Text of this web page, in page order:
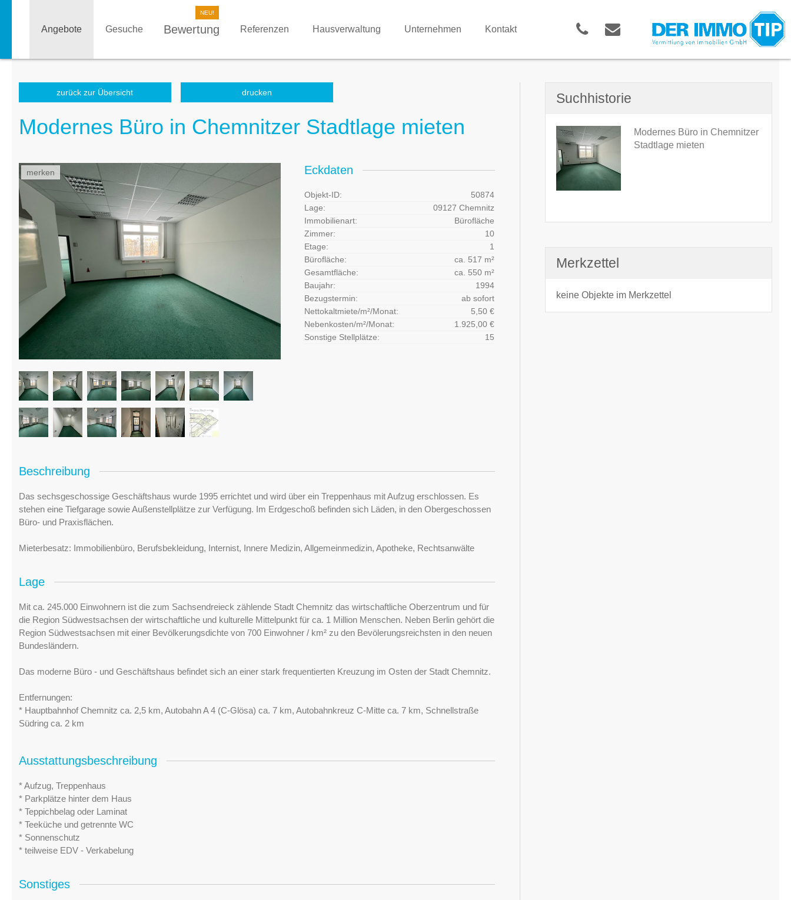
Angebote Gesuche Bewertung Referenzen Hausverwaltung Unternehmen Kontakt
zurück zur Übersicht drucken
Modernes Büro in Chemnitzer Stadtlage mieten
merken Eckdaten
Objekt-ID:
50874
Lage:
09127 Chemnitz
Immobilienart:
Bürofläche
Zimmer:
10
Etage:
1
Bürofläche:
ca. 517 m²
Gesamtfläche:
ca. 550 m²
Baujahr:
1994
Bezugstermin:
ab sofort
Nettokaltmiete/m²/Monat:
5,50 €
Nebenkosten/m²/Monat:
1.925,00 €
Sonstige Stellplätze:
15
Beschreibung
Das sechsgeschossige Geschäftshaus wurde 1995 errichtet und wird über ein Treppenhaus mit Aufzug erschlossen. Es
stehen eine Tiefgarage sowie Außenstellplätze zur Verfügung. Im Erdgeschoß befinden sich Läden, in den Obergeschossen
Büro- und Praxisflächen.
Mieterbesatz: Immobilienbüro, Berufsbekleidung, Internist, Innere Medizin, Allgemeinmedizin, Apotheke, Rechtsanwälte
Lage
Mit ca. 245.000 Einwohnern ist die zum Sachsendreieck zählende Stadt Chemnitz das wirtschaftliche Oberzentrum und für
die Region Südwestsachsen der wirtschaftliche und kulturelle Mittelpunkt für ca. 1 Million Menschen. Neben Berlin gehört die
Region Südwestsachsen mit einer Bevölkerungsdichte von 700 Einwohner / km² zu den Bevölerungsreichsten in den neuen
Bundesländern.
Das moderne Büro - und Geschäftshaus befindet sich an einer stark frequentierten Kreuzung im Osten der Stadt Chemnitz.
Entfernungen:
* Hauptbahnhof Chemnitz ca. 2,5 km, Autobahn A 4 (C-Glösa) ca. 7 km, Autobahnkreuz C-Mitte ca. 7 km, Schnellstraße
Südring ca. 2 km
Ausstattungsbeschreibung
* Aufzug, Treppenhaus
* Parkplätze hinter dem Haus
* Teppichbelag oder Laminat
* Teeküche und getrennte WC
* Sonnenschutz
* teilweise EDV - Verkabelung
Sonstiges
Suchhistorie
Modernes Büro in Chemnitzer
Stadtlage mieten
Merkzettel
keine Objekte im Merkzettel